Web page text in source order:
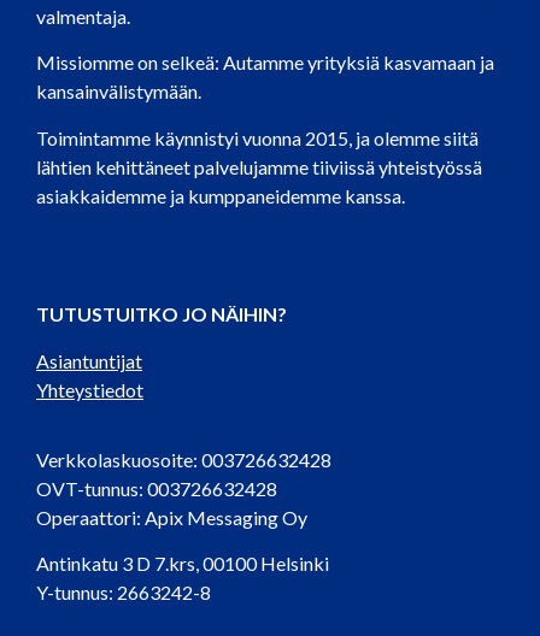
valmentaja.
Missiomme on selkeä: Autamme yrityksiä kasvamaan ja
kansainvälistymään.
Toimintamme käynnistyi vuonna 2015, ja olemme siitä
lähtien kehittäneet palvelujamme tiiviissä yhteistyössä
asiakkaidemme ja kumppaneidemme kanssa.
TUTUSTUITKO JO NÄIHIN?
Asiantuntijat
Yhteystiedot
Verkkolaskuosoite: 003726632428
OVT-tunnus: 003726632428
Operaattori: Apix Messaging Oy
Antinkatu 3 D 7.krs, 00100 Helsinki
Y-tunnus: 2663242-8